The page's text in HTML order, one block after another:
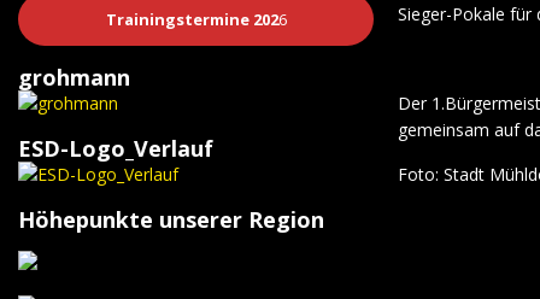
Sieger-Pokale für
Der
gemeinsam auf
Foto: Stadt
Trainingstermine 2026
grohmann
ESD-Logo_Verlauf
Höhepunkte unserer Region